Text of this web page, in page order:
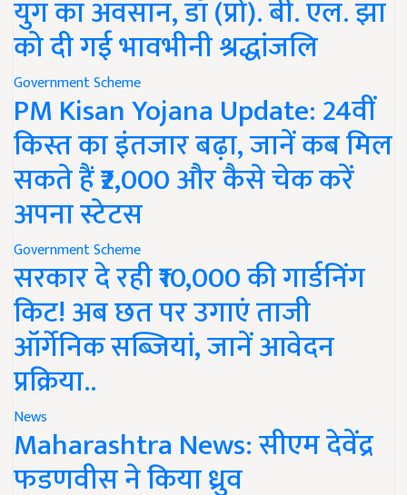
युग का अवसान, डॉ (प्रो). बी. एल. झा
को दी गई भावभीनी श्रद्धांजलि
Government Scheme
PM Kisan Yojana Update: 24वीं
किस्त का इंतजार बढ़ा, जानें कब मिल
सकते हैं ₹2,000 और कैसे चेक करें
अपना स्टेटस
Government Scheme
सरकार दे रही ₹10,000 की गार्डनिंग
किट! अब छत पर उगाएं ताजी
ऑर्गेनिक सब्जियां, जानें आवेदन
प्रक्रिया..
News
Maharashtra News: सीएम देवेंद्र
फडणवीस ने किया ध्रुव